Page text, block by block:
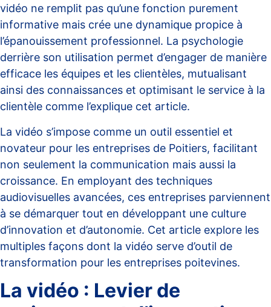
vidéo ne remplit pas qu’une fonction purement
informative mais crée une dynamique propice à
l’épanouissement professionnel. La psychologie
derrière son utilisation permet d’engager de manière
efficace les équipes et les clientèles, mutualisant
ainsi des connaissances et optimisant le service à la
clientèle comme l’explique cet article.
La vidéo s’impose comme un outil essentiel et
novateur pour les entreprises de Poitiers, facilitant
non seulement la communication mais aussi la
croissance. En employant des techniques
audiovisuelles avancées, ces entreprises parviennent
à se démarquer tout en développant une culture
d’innovation et d’autonomie. Cet article explore les
multiples façons dont la vidéo serve d’outil de
transformation pour les entreprises poitevines.
La vidéo : Levier de